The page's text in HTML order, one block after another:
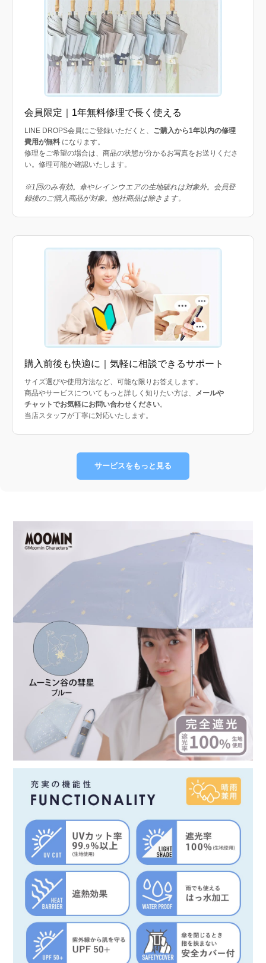
会員限定｜1年無料修理で長く使える
LINE DROPS会員にご登録いただくと、 ご購入から1年以内の修理
費用が無料 になります。
修理をご希望の場合は、商品の状態が分かるお写真をお送りくださ
い。修理可能か確認いたします。
※1回のみ有効。傘やレインウエアの生地破れは対象外。会員登
録後のご購入商品が対象。他社商品は除きます。
購入前後も快適に｜気軽に相談できるサポート
サイズ選びや使用方法など、可能な限りお答えします。
商品やサービスについてもっと詳しく知りたい方は、 メールや
チャットでお気軽にお問い合わせください。
当店スタッフが丁寧に対応いたします。
サービスをもっと見る